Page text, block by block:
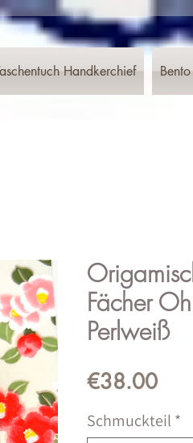
Handkerchief
Fächer
Perlweiß
€38.00Price
Schmuckteil *